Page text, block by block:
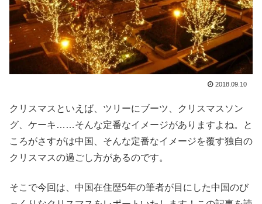
2018.09.10
クリスマスといえば、ツリーにブーツ、クリスマスソン
グ、ケーキ……そんな定番なイメージがありますよね。と
ころがさすがは中国、そんな定番なイメージを覆す独自の
クリスマスの過ごし方があるのです。
そこで今回は、中国在住歴5年の筆者が目にした中国のび